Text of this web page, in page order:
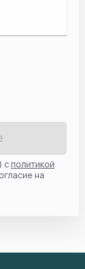
сполитикой
на